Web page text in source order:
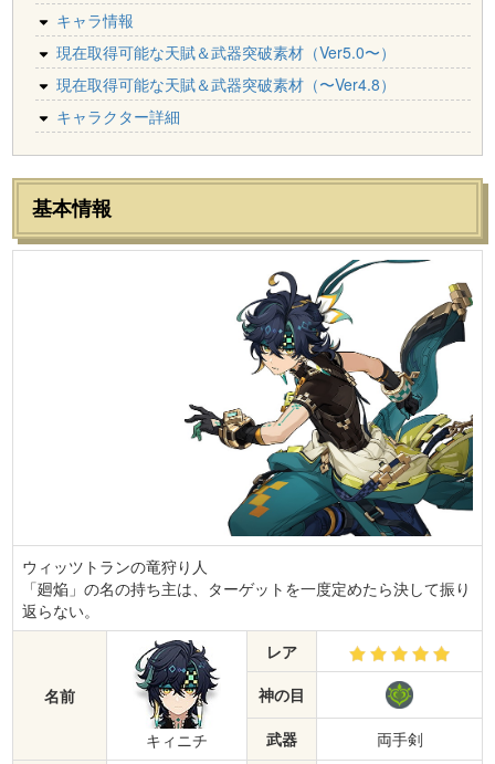
キャラ情報
現在取得可能な天賦＆武器突破素材（Ver5.0〜）
現在取得可能な天賦＆武器突破素材（〜Ver4.8）
キャラクター詳細
基本情報
ウィッツトランの竜狩り人
「廻焔」の名の持ち主は、ターゲットを一度定めたら決して振り
返らない。
名前
キィニチ
レア
神の目
武器
両手剣